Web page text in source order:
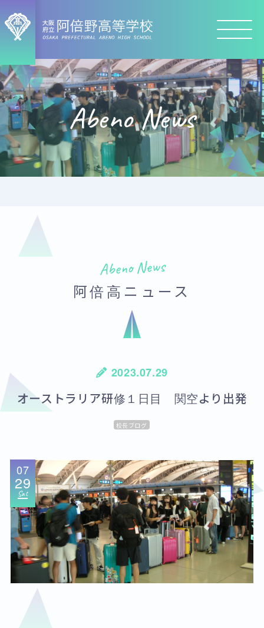
Abeno News
Abeno News
阿倍高ニュース
2023.07.29
オーストラリア研修１日目 関空より出発
校長ブログ
07
29
Sat